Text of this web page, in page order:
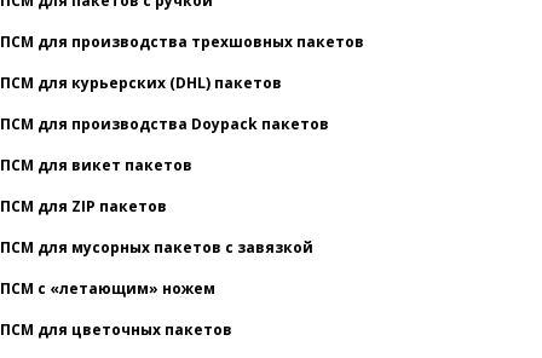
ПСМ для производства трехшовных пакетов
ПСМ для курьерских (DHL) пакетов
ПСМ для производства Doypack пакетов
ПСМ для викет пакетов
ПСМ для ZIP пакетов
ПСМ для мусорных пакетов с завязкой
ПСМ с «летающим» ножем
ПСМ для цветочных пакетов